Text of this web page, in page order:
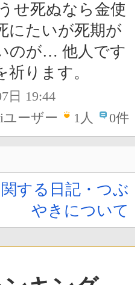
せ死ぬなら金使
にたいが死期が
のが… 他人です
祈ります。
日 19:44
ユーザー
1人 0件
する日記・つぶ
やきについて